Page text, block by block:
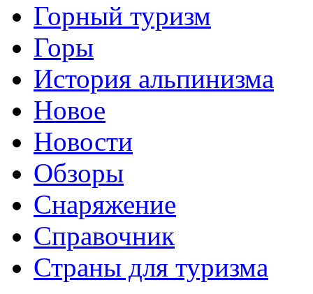
Горный туризм
Горы
История альпинизма
Новое
Новости
Обзоры
Снаряжение
Справочник
Страны для туризма